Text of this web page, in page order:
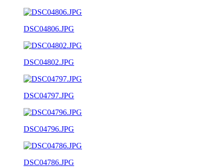
DSC04806.JPG
DSC04802.JPG
DSC04797.JPG
DSC04796.JPG
DSC04786.JPG